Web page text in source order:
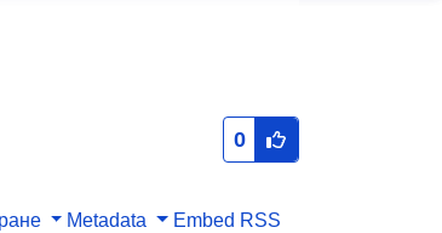
0
Metadata Embed RSS